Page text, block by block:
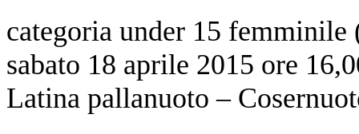
categoria under 15 femminile
sabato 18 aprile 2015 ore
Latina pallanuoto –